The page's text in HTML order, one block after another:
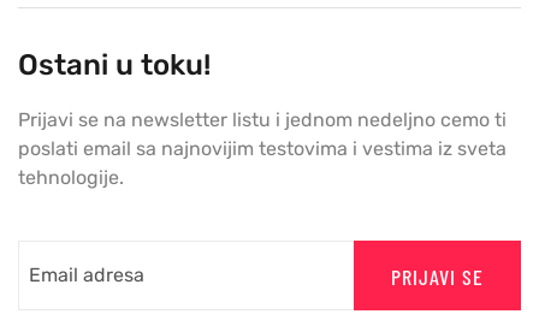
Ostani u toku!
Prijavi se na newsletter listu i jednom nedeljno cemo ti
poslati email sa najnovijim testovima i vestima iz sveta
tehnologije.
PRIJAVI SE